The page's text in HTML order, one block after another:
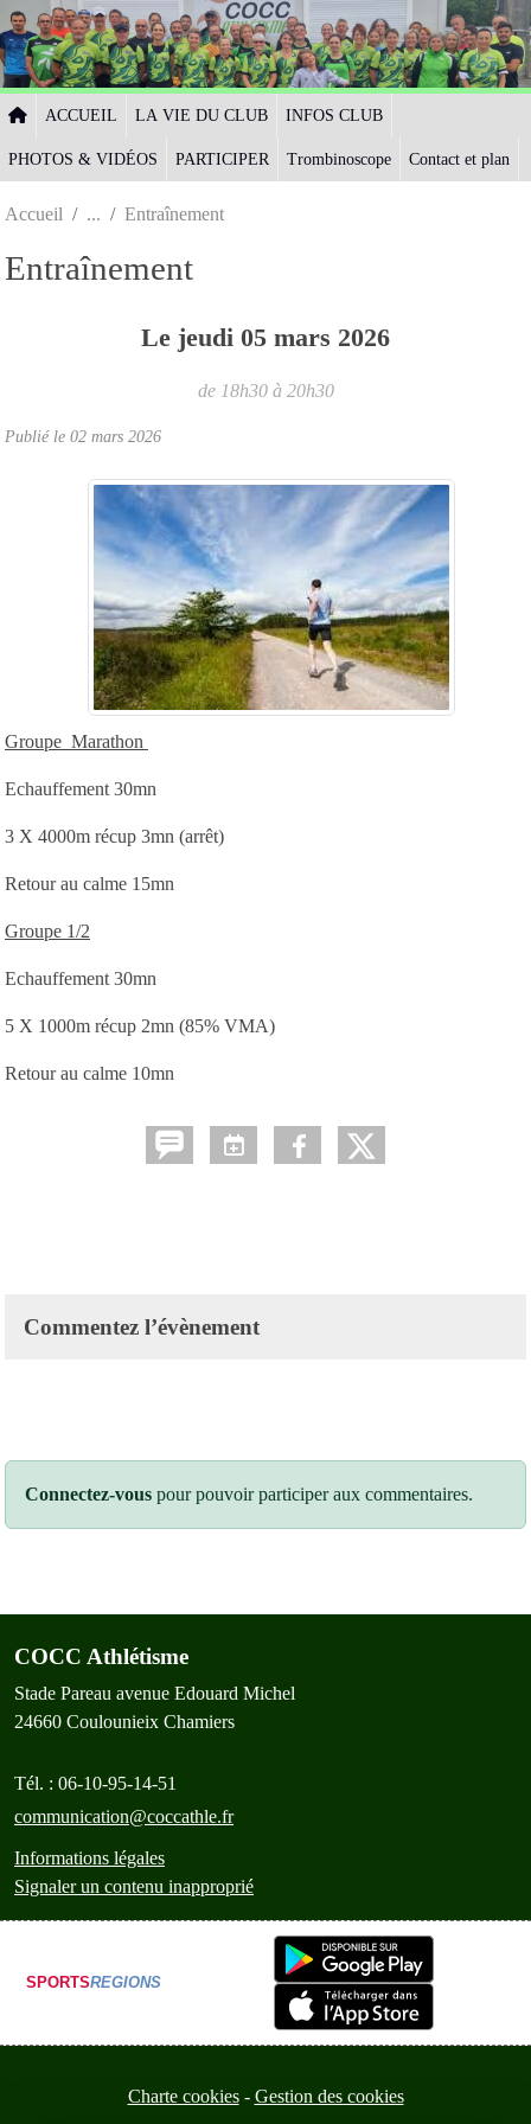
ACCUEIL LA VIE DU CLUB INFOS CLUB
PHOTOS & VIDÉOS PARTICIPER Trombinoscope Contact et plan
Accueil Entraînement
Entraînement
Le jeudi 05 mars 2026
de 18h30 à 20h30
Publié le 02 mars 2026
Groupe Marathon
Echauffement 30mn
3 X 4000m récup 3mn (arrêt)
Retour au calme 15mn
Groupe 1/2
Echauffement 30mn
5 X 1000m récup 2mn (85% VMA)
Retour au calme 10mn
Commentez l’évènement
Connectez-vous pour pouvoir participer aux commentaires.
COCC Athlétisme
Stade Pareau avenue Edouard Michel
24660 Coulounieix Chamiers
Tél. : 06-10-95-14-51
communication@coccathle.fr
Informations légales
Signaler un contenu inapproprié
SPORTSREGIONS
Charte cookies Gestion des cookies
Panneau de gestion des cookies